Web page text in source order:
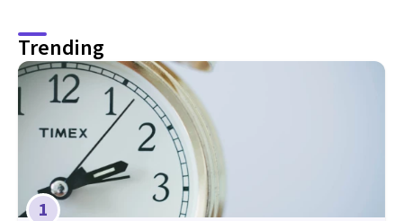
Trending
1